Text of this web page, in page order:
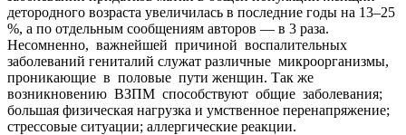
детородного возраста увеличилась в последние годы на 13–25
%, а по отдельным сообщениям авторов — в 3 раза.
Несомненно, важнейшей причиной воспалительных
заболеваний гениталий служат различные микроорганизмы,
проникающие в половые пути женщин. Так же
возникновению ВЗПМ способствуют общие заболевания;
большая физическая нагрузка и умственное перенапряжение;
стрессовые ситуации; аллергические реакции.